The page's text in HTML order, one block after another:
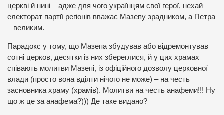
церкві й нині – адже для чого українцям свої герої, нехай
електорат партії регіонів вважає Мазепу зрадником, а Петра
– великим.
Парадокс у тому, що Мазепа збудував або відремонтував
сотні церков, десятки із них збереглися, й у цих храмах
співають молитви Мазепі, із офіційного дозволу церковної
влади (просто вона вдіяти нічого не може) – на честь
засновника храму (храмів). Молитви на честь анафеми!!! Ну
що ж це за анафема?))) Де таке видано?